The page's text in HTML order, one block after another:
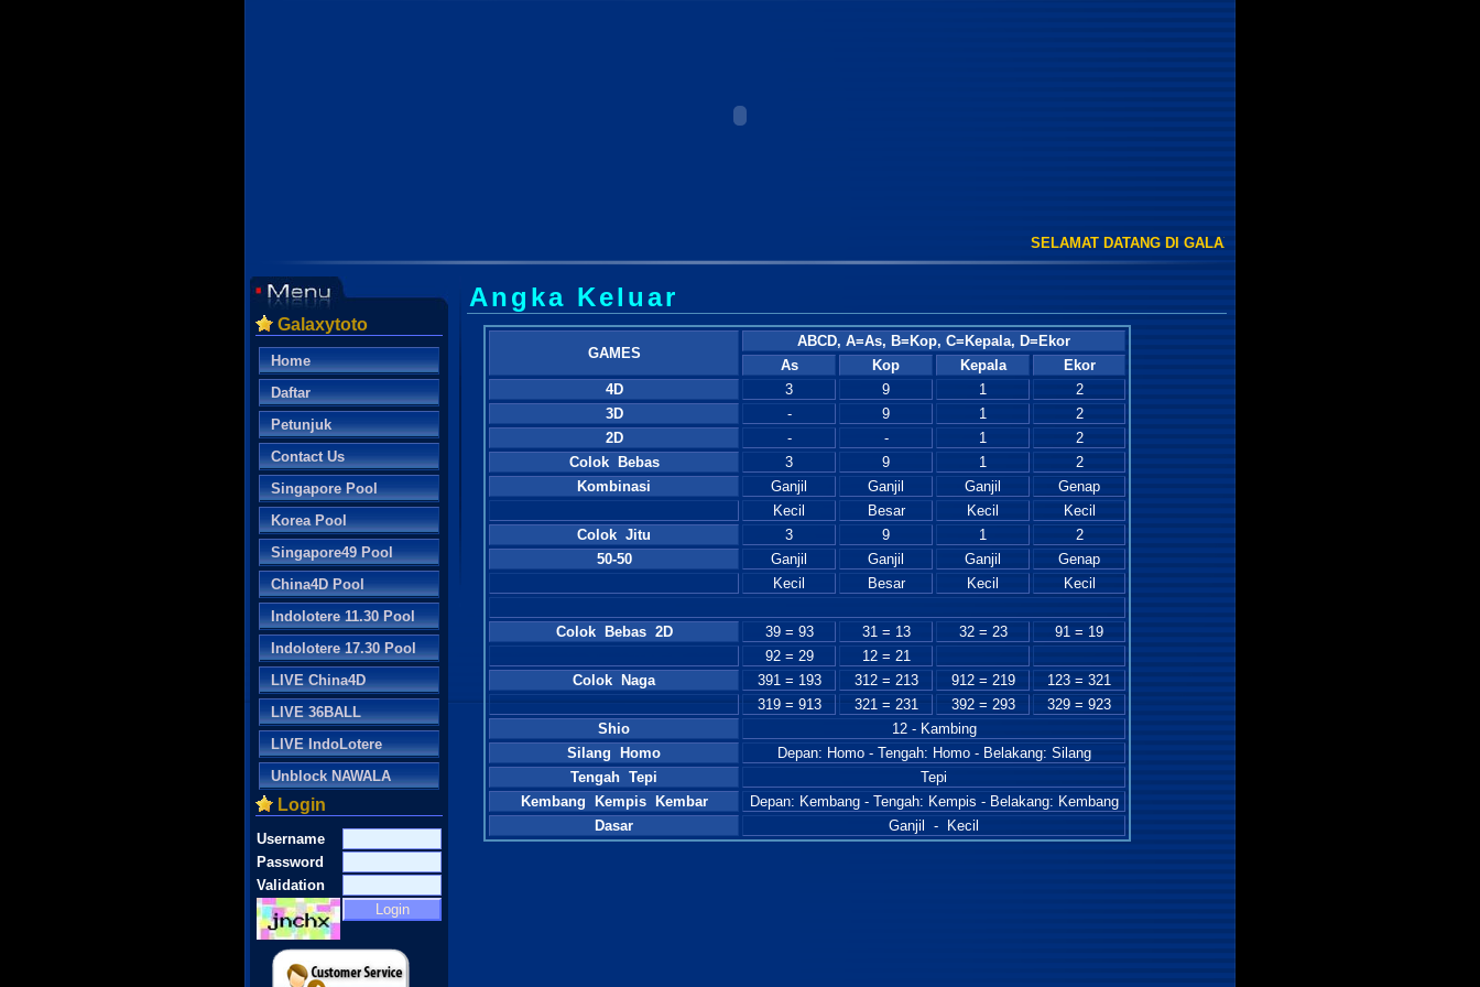
SELAMAT DATANG DI GALAXYTOTO .No customer service
Galaxytoto
Home
Daftar
Petunjuk
Contact Us
Singapore Pool
Korea Pool
Singapore49 Pool
China4D Pool
Indolotere 11.30 Pool
Indolotere 17.30 Pool
LIVE China4D
LIVE 36BALL
LIVE IndoLotere
Unblock NAWALA
Login
Username
Password
Validation
Angka Keluar
GAMES
ABCD, A=As, B=Kop, C=Kepala, D=Ekor
As
Kop Kepala
Ekor
4D
3 9 1
2
3D
- 9 1
2
2D
- - 1
2
Colok Bebas
3 9 1
2
Kombinasi
Ganjil Ganjil Ganjil
Genap
Kecil
Besar Kecil
Kecil
Colok Jitu
3 9 1
2
50-50
Ganjil Ganjil Ganjil
Genap
Kecil
Besar Kecil Kecil
Colok Bebas 2D 39 = 93 31 = 13 32 = 23
91 = 19
92 = 29
12 = 21
Colok Naga
391 = 193 312 = 213 912 = 219
123 = 321
319 = 913
321 = 231 392 = 293
329 = 923
Shio
12 - Kambing
Silang Homo
Depan: Homo - Tengah: Homo - Belakang: Silang
Tengah Tepi
Tepi
Kembang Kempis Kembar
Depan: Kembang - Tengah: Kempis - Belakang: Kembang
Dasar
Ganjil - Kecil